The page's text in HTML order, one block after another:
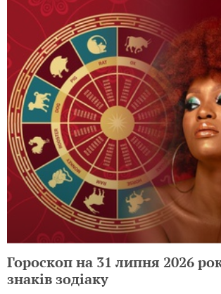
Гороскоп на 31 липня 2026
знаків зодіаку